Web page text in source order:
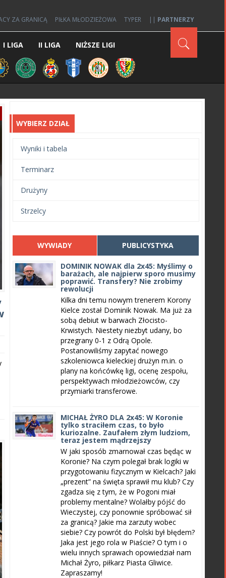
ZA GRANICĄ PIŁKA MŁODZIEŻOWA TYPER || PARTNERZY
I LIGA II LIGA NIŻSZE LIGI
WYBIERZ DZIAŁ
Wyniki i tabela
Terminarz
Drużyny
Strzelcy
WYWIADY PUBLICYSTYKA
DOMINIK NOWAK dla 2x45: Myślimy o
barażach, ale najpierw sporo musimy
poprawić. Transfery? Nie zrobimy
rewolucji
Kilka dni temu nowym trenerem Korony
Kielce został Dominik Nowak. Ma już za
sobą debiut w barwach Złocisto-
Krwistych. Niestety niezbyt udany, bo
przegrany 0-1 z Odrą Opole.
Postanowiliśmy zapytać nowego
szkoleniowca kieleckiej drużyn m.in. o
plany na końcówkę ligi, ocenę zespołu,
perspektywach młodzieżowców, czy
przymiarki transferowe.
MICHAŁ ŻYRO DLA 2x45: W Koronie
tylko straciłem czas, to było
kuriozalne. Zaufałem złym ludziom,
teraz jestem mądrzejszy
W jaki sposób zmarnował czas będąc w
Koronie? Na czym polegał brak logiki w
przygotowaniu fizycznym w Kielcach? Jaki
„prezent” na święta sprawił mu klub? Czy
zgadza się z tym, że w Pogoni miał
problemy mentalne? Wolałby pójść do
Wieczystej, czy ponownie spróbować sił
za granicą? Jakie ma zarzuty wobec
siebie? Czy powrót do Polski był błędem?
Jaka jest jego rola w Piaście? O tym i o
wielu innych sprawach opowiedział nam
Michał Żyro, piłkarz Piasta Gliwice.
Zapraszamy!